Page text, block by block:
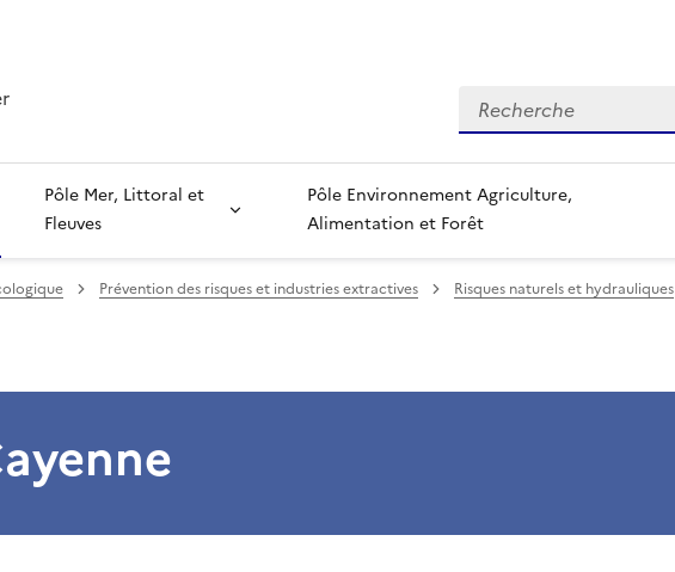
Recherche
Pôle Mer, Littoral et
Fleuves
Pôle Environnement Agriculture,
Alimentation et Forêt
Prévention des risques et industries extractives Risques naturels et hydrauliques